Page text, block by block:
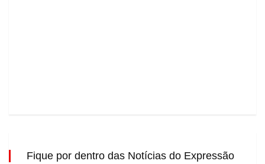
Fique por dentro das Notícias do Expressão